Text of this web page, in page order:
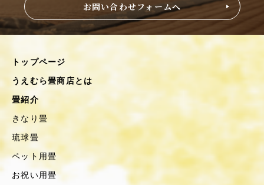
お問い合わせフォームへ
トップページ
うえむら畳商店とは
畳紹介
きなり畳
琉球畳
ペット用畳
お祝い用畳